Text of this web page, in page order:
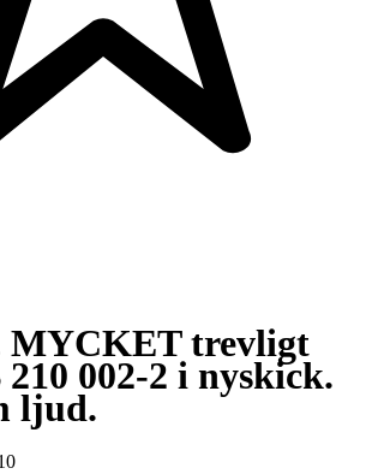
MYCKET trevligt
002-2 i nyskick.
ljud.